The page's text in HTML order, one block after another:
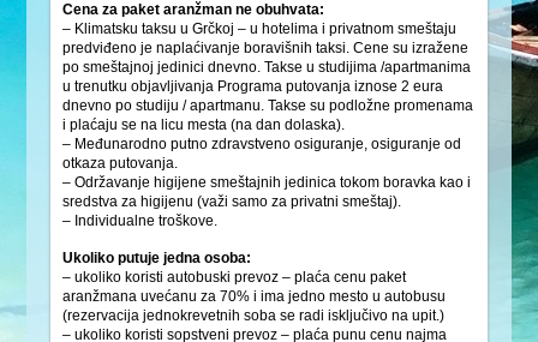
Cena za paket aranžman ne obuhvata:
– Klimatsku taksu u Grčkoj – u hotelima i privatnom smeštaju
predviđeno je naplaćivanje boravišnih taksi. Cene su izražene
po smeštajnoj jedinici dnevno. Takse u studijima /apartmanima
u trenutku objavljivanja Programa putovanja iznose 2 eura
dnevno po studiju / apartmanu. Takse su podložne promenama
i plaćaju se na licu mesta (na dan dolaska).
– Međunarodno putno zdravstveno osiguranje, osiguranje od
otkaza putovanja.
– Održavanje higijene smeštajnih jedinica tokom boravka kao i
sredstva za higijenu (važi samo za privatni smeštaj).
– Individualne troškove.
Ukoliko putuje jedna osoba:
– ukoliko koristi autobuski prevoz – plaća cenu paket
aranžmana uvećanu za 70% i ima jedno mesto u autobusu
(rezervacija jednokrevetnih soba se radi isključivo na upit.)
– ukoliko koristi sopstveni prevoz – plaća punu cenu najma